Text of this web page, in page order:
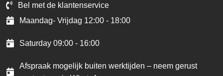
Bel met de klantenservice
Maandag- Vrijdag 12:00 - 18:00
Saturday 09:00 - 16:00
Afspraak mogelijk buiten werktijden – neem gerust